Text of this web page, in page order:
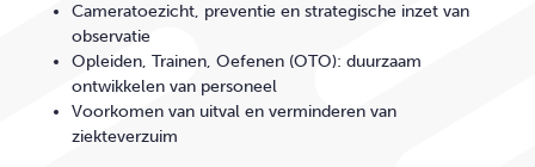
Cameratoezicht, preventie en strategische inzet van
observatie
Opleiden, Trainen, Oefenen (OTO): duurzaam
ontwikkelen van personeel
Voorkomen van uitval en verminderen van
ziekteverzuim